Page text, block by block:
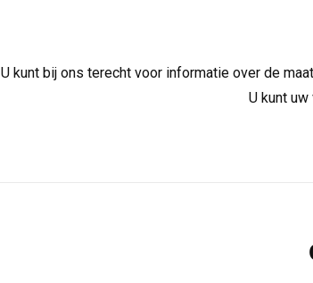
U kunt bij ons terecht voor informatie over de
U kunt